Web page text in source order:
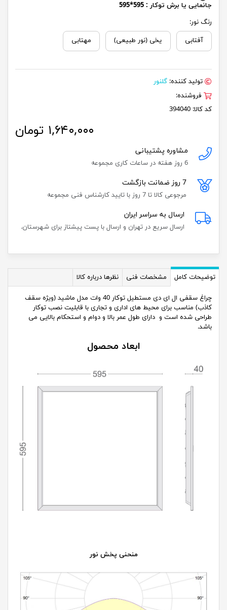
جانمایی یا برش توکار : 595*595
رنگ نور:
آفتابی یخی (نور طبیعی) مهتابی
تولید کننده: گلنور
فروشنده:
کد کالا: 394040
۱,۶۴۰,۰۰۰ تومان
مشاوره پشتیبانی
6 روز هفته در ساعات کاری مجموعه
7 روز ضمانت بازگشت
مرجوعی کالا تا 7 روز با تایید کارشناس فنی مجموعه
ارسال به سراسر ایران
ارسال سریع در تهران و ارسال با پست پیشتاز برای شهرستان.
توضیحات کامل مشخصات فنی نظرها درباره کالا
چراغ سقفی ال ای دی مستطیل توکار 40 وات مدل ماشید (ویژه سقف
کاذب) مناسب برای محیط های اداری و تجاری با قابلیت نصب توکار
طراحی شده است و دارای طول عمر بالا و دوام و استحکام بالایی می
باشد.
ابعاد محصول
منحنی پخش نور